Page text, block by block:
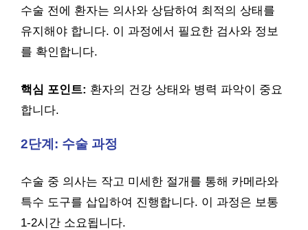
수술 전에 환자는 의사와 상담하여 최적의 상태를
유지해야 합니다. 이 과정에서 필요한 검사와 정보
를 확인합니다.
핵심 포인트: 환자의 건강 상태와 병력 파악이 중요
합니다.
2단계: 수술 과정
수술 중 의사는 작고 미세한 절개를 통해 카메라와
특수 도구를 삽입하여 진행합니다. 이 과정은 보통
1-2시간 소요됩니다.